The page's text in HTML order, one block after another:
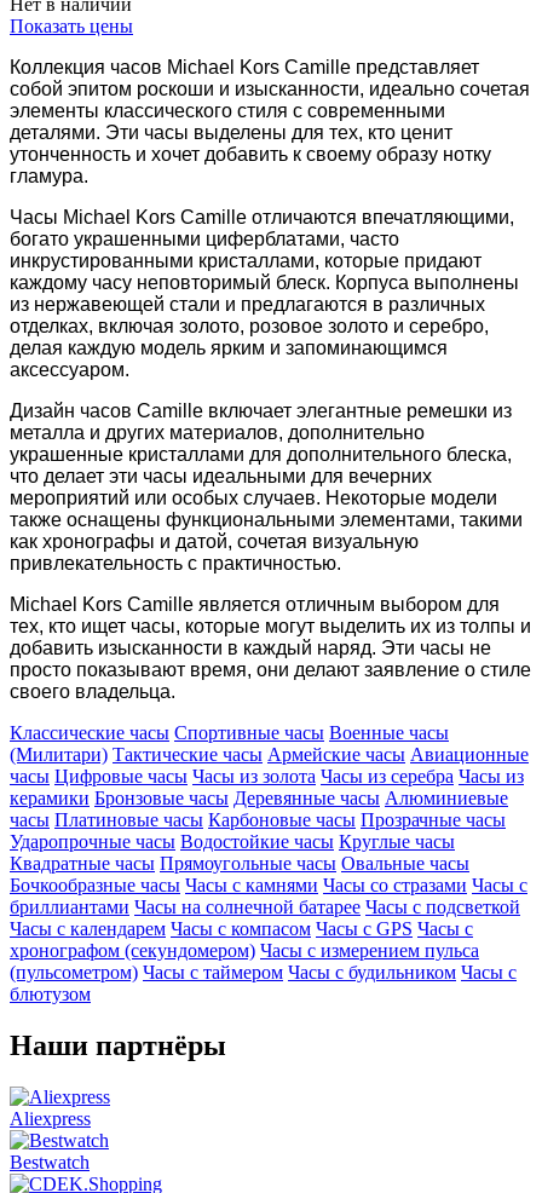
Нет в наличии
Показать цены
Коллекция часов Michael Kors Camille представляет
собой эпитом роскоши и изысканности, идеально сочетая
элементы классического стиля с современными
деталями. Эти часы выделены для тех, кто ценит
утонченность и хочет добавить к своему образу нотку
гламура.
Часы Michael Kors Camille отличаются впечатляющими,
богато украшенными циферблатами, часто
инкрустированными кристаллами, которые придают
каждому часу неповторимый блеск. Корпуса выполнены
из нержавеющей стали и предлагаются в различных
отделках, включая золото, розовое золото и серебро,
делая каждую модель ярким и запоминающимся
аксессуаром.
Дизайн часов Camille включает элегантные ремешки из
металла и других материалов, дополнительно
украшенные кристаллами для дополнительного блеска,
что делает эти часы идеальными для вечерних
мероприятий или особых случаев. Некоторые модели
также оснащены функциональными элементами, такими
как хронографы и датой, сочетая визуальную
привлекательность с практичностью.
Michael Kors Camille является отличным выбором для
тех, кто ищет часы, которые могут выделить их из толпы и
добавить изысканности в каждый наряд. Эти часы не
просто показывают время, они делают заявление о стиле
своего владельца.
Классические часы Спортивные часы Военные часы
(Милитари) Тактические часы Армейские часы Авиационные
часы Цифровые часы Часы из золота Часы из серебра Часы из
керамики Бронзовые часы Деревянные часы Алюминиевые
часы Платиновые часы Карбоновые часы Прозрачные часы
Ударопрочные часы Водостойкие часы Круглые часы
Квадратные часы Прямоугольные часы Овальные часы
Бочкообразные часы Часы с камнями Часы со стразами Часы с
бриллиантами Часы на солнечной батарее Часы с подсветкой
Часы с календарем Часы с компасом Часы с GPS Часы с
хронографом (секундомером) Часы с измерением пульса
(пульсометром) Часы с таймером Часы с будильником Часы с
блютузом
Наши партнёры
Aliexpress
Bestwatch